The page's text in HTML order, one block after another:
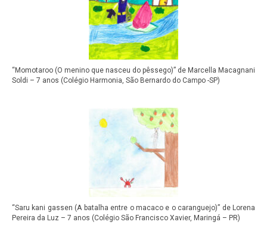
“Momotaroo (O menino que nasceu do pêssego)” de Marcella Macagnani
Soldi – 7 anos (Colégio Harmonia, São Bernardo do Campo -SP)
“Saru kani gassen (A batalha entre o macaco e o caranguejo)” de Lorena
Pereira da Luz – 7 anos (Colégio São Francisco Xavier, Maringá – PR)